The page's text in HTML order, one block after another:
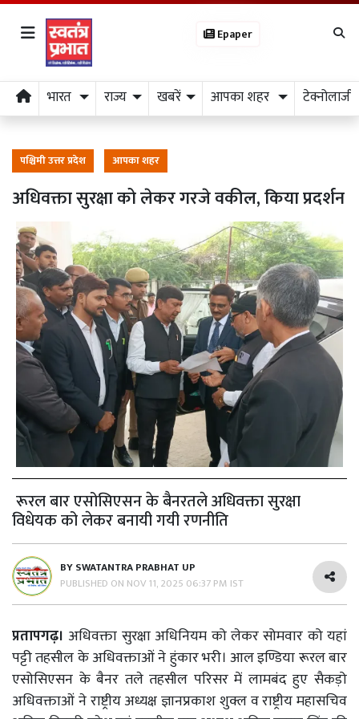
Epaper
भारत राज्य खबरें आपका शहर टेक्नोलाजी
पश्चिमी उत्तर प्रदेश आपका शहर
अधिवक्ता सुरक्षा को लेकर गरजे वकील, किया प्रदर्शन
रूरल बार एसोसिएसन के बैनरतले अधिवक्ता सुरक्षा
विधेयक को लेकर बनायी गयी रणनीति
BYSWATANTRA PRABHAT UP
PUBLISHED ON NOV 11, 2025 06:37 PM IST
प्रतापगढ़। अधिवक्ता सुरक्षा अधिनियम को लेकर सोमवार को यहां
पट्टी तहसील के अधिवक्ताओं ने हुंकार भरी। आल इण्डिया रूरल बार
एसोसिएसन के बैनर तले तहसील परिसर में लामबंद हुए सैकड़ो
अधिवक्ताओं ने राष्ट्रीय अध्यक्ष ज्ञानप्रकाश शुक्ल व राष्ट्रीय महासचिव